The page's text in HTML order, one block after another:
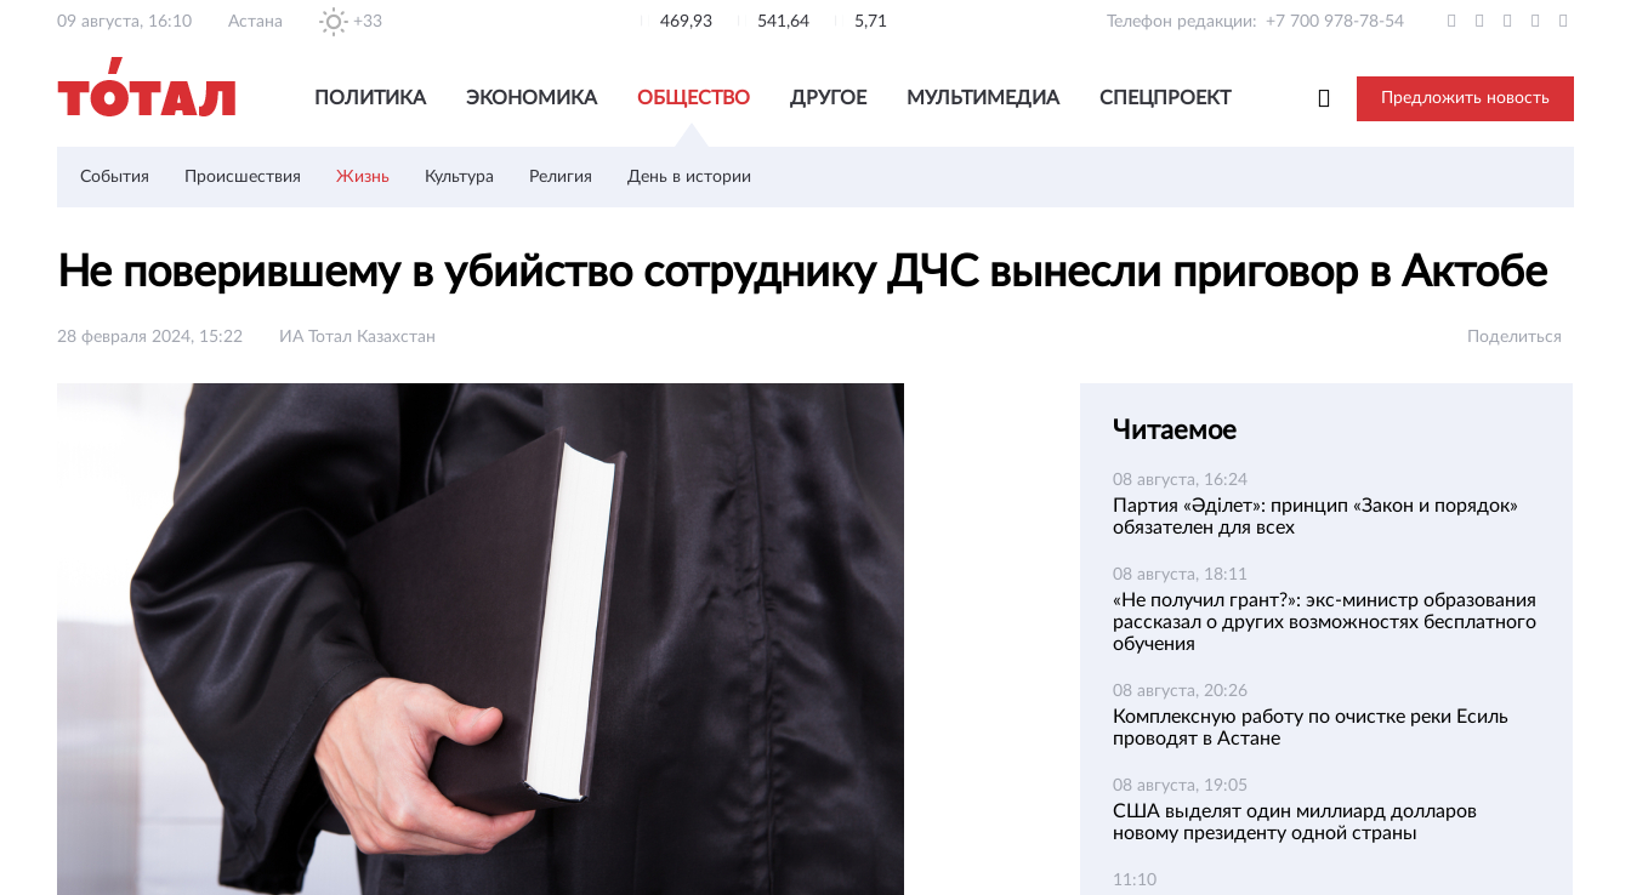
09 августа, 16:10 Астана +33 469,93 541,64 5,71 Телефон редакции: +7 700 978-78-54
ПОЛИТИКА ЭКОНОМИКА ОБЩЕСТВО ДРУГОЕ МУЛЬТИМЕДИА СПЕЦПРОЕКТ Предложить новость
События Происшествия Жизнь Культура Религия День в истории
Не поверившему в убийство сотруднику ДЧС вынесли приговор в Актобе
28 февраля 2024, 15:22 ИА Тотал Казахстан Поделиться
Читаемое
08 августа, 16:24
Партия «Әділет»: принцип «Закон и порядок»
обязателен для всех
08 августа, 18:11
«Не получил грант?»: экс-министр образования
рассказал о других возможностях бесплатного
обучения
08 августа, 20:26
Комплексную работу по очистке реки Есиль
проводят в Астане
08 августа, 19:05
США выделят один миллиард долларов
новому президенту одной страны
11:10